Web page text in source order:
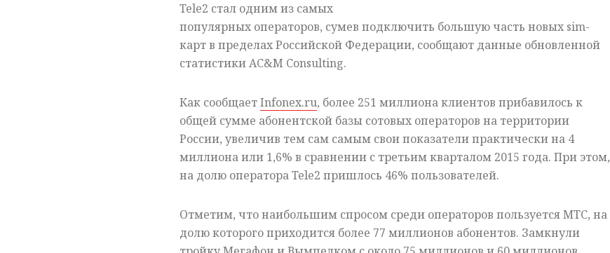
Tele2 стал одним из самых
популярных операторов, сумев подключить большую часть новых sim-
карт в пределах Российской Федерации, сообщают данные обновленной
статистики AC&M Consulting.
Как сообщаетInfonex.ru, более 251 миллиона клиентов прибавилось к
общей сумме абонентской базы сотовых операторов на территории
России, увеличив тем сам самым свои показатели практически на 4
миллиона или 1,6% в сравнении с третьим кварталом 2015 года. При этом,
на долю оператора Tele2 пришлось 46% пользователей.
Отметим, что наибольшим спросом среди операторов пользуется МТС, на
долю которого приходится более 77 миллионов абонентов. Замкнули